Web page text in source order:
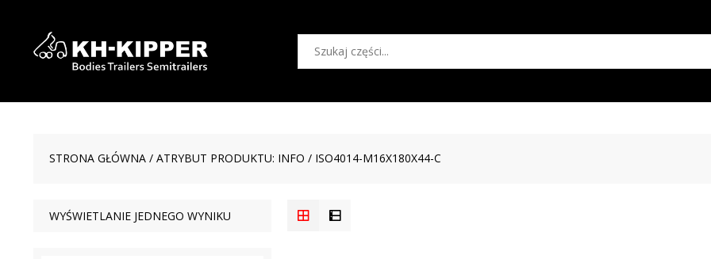
STRONA GŁÓWNA / ATRYBUT PRODUKTU: INFO / ISO4014-M16X180X44-C
WYŚWIETLANIE JEDNEGO WYNIKU